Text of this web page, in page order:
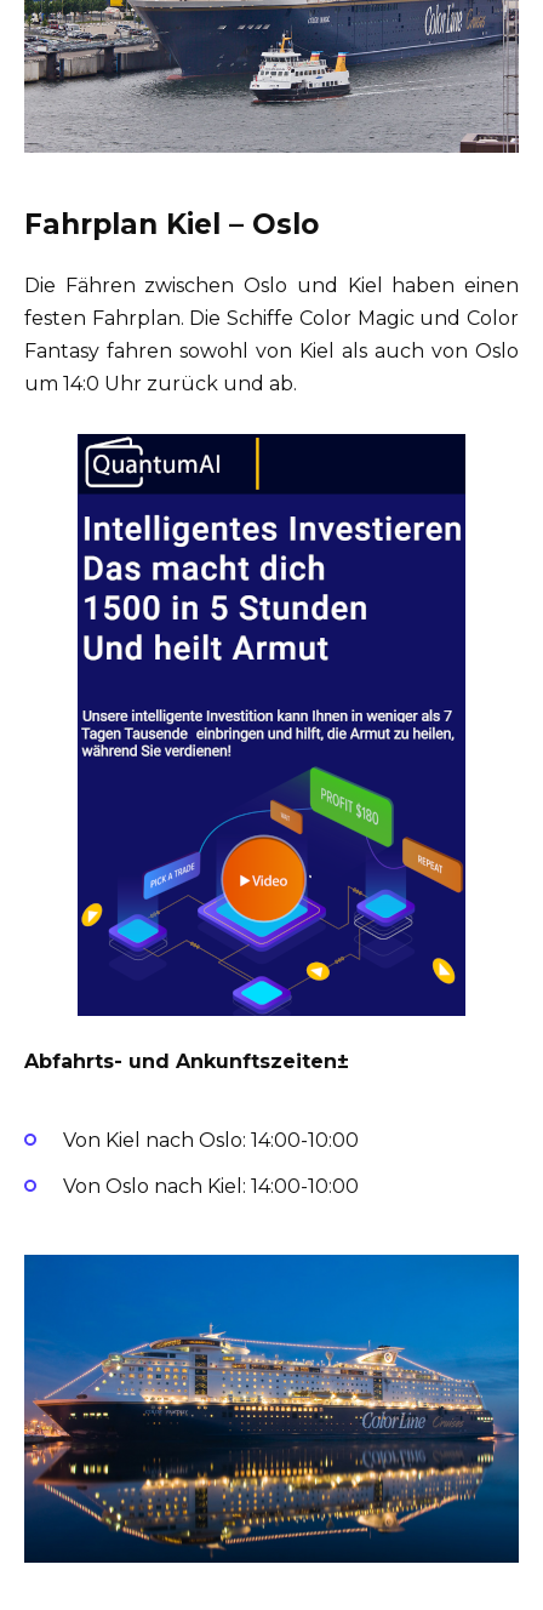
Fahrplan Kiel – Oslo
Die Fähren zwischen Oslo und Kiel haben einen
festen Fahrplan. Die Schiffe Color Magic und Color
Fantasy fahren sowohl von Kiel als auch von Oslo
um 14:0 Uhr zurück und ab.
Abfahrts- und Ankunftszeiten±
Von Kiel nach Oslo: 14:00-10:00
Von Oslo nach Kiel: 14:00-10:00